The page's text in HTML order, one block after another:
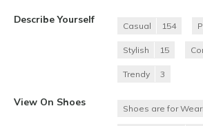
Describe Yourself
Casual 154
Stylish 15
Trendy 3
View On Shoes
Shoes are for